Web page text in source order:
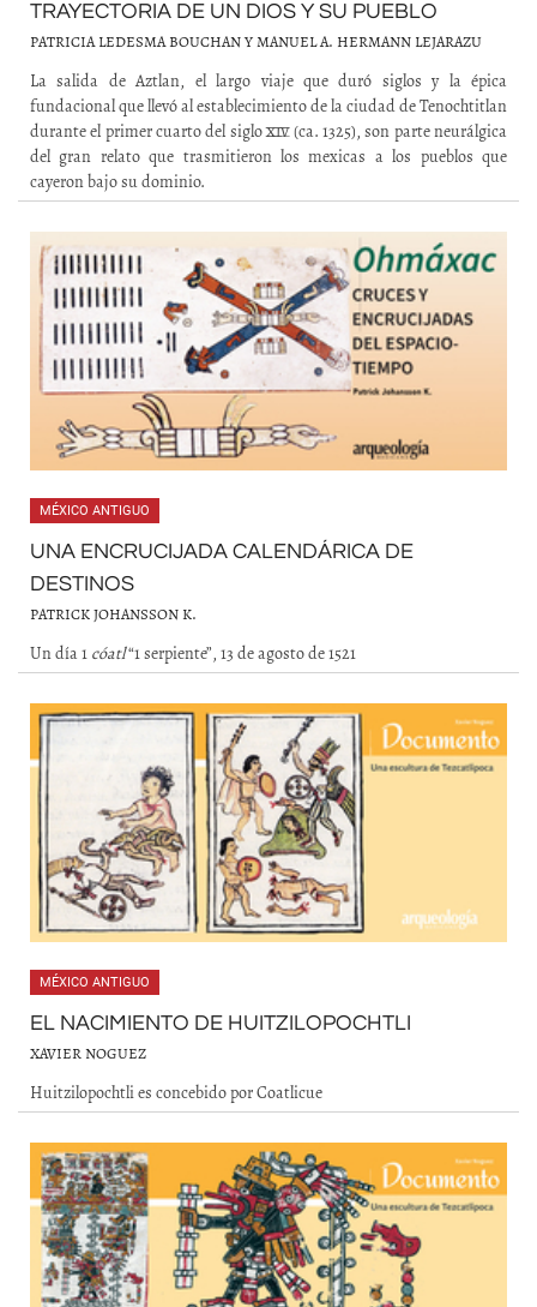
TRAYECTORIA DE UN DIOS Y SU PUEBLO
PATRICIA LEDESMA BOUCHAN Y MANUEL A. HERMANN LEJARAZU
La salida de Aztlan, el largo viaje que duró siglos y la épica
fundacional que llevó al establecimiento de la ciudad de Tenochtitlan
durante el primer cuarto del siglo xiv (ca. 1325), son parte neurálgica
del gran relato que trasmitieron los mexicas a los pueblos que
cayeron bajo su dominio.
MÉXICO ANTIGUO
UNA ENCRUCIJADA CALENDÁRICA DE
DESTINOS
PATRICK JOHANSSON K.
Un día 1 cóatl“1 serpiente”, 13 de agosto de 1521
MÉXICO ANTIGUO
EL NACIMIENTO DE HUITZILOPOCHTLI
XAVIER NOGUEZ
Huitzilopochtli es concebido por Coatlicue